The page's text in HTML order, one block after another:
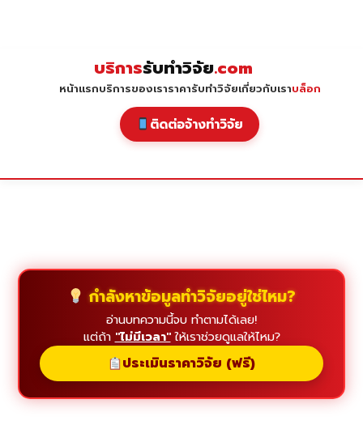
บริการรับทำวิจัย.com
หน้าแรกบริการของเราราคารับทำวิจัยเกี่ยวกับเราบล็อก
ติดต่อจ้างทำวิจัย
กำลังหาข้อมูลทำวิจัยอยู่ใช่ไหม?
อ่านบทความนี้จบ ทำตามได้เลย!
แต่ถ้า "ไม่มีเวลา"ให้เราช่วยดูแลให้ไหม?
ประเมินราคาวิจัย (ฟรี)